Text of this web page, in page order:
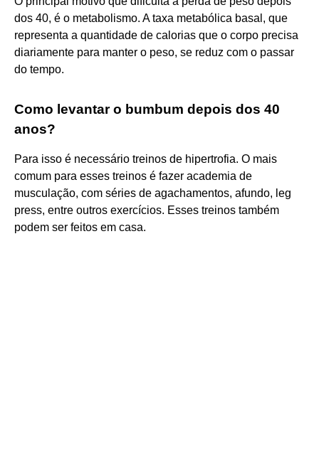
dos 40, é o metabolismo. A taxa metabólica basal, que
representa a quantidade de calorias que o corpo precisa
diariamente para manter o peso, se reduz com o passar
do tempo.
Como levantar o bumbum depois dos 40
anos?
Para isso é necessário treinos de hipertrofia. O mais
comum para esses treinos é fazer academia de
musculação, com séries de agachamentos, afundo, leg
press, entre outros exercícios. Esses treinos também
podem ser feitos em casa.